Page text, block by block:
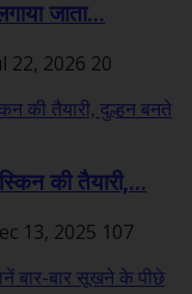
जाता...
22, 2026 20
की तैयारी,...
13, 2025 107